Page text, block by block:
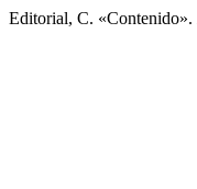
Editorial, C. «Contenido».